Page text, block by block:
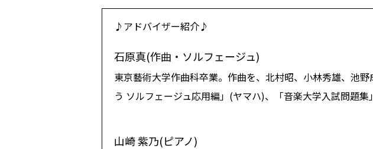
♪アドバイザー紹介♪
石原真(作曲・ソルフェージュ)
東京藝術大学作曲科卒業。作曲を、北村昭、小林秀雄、池
う ソルフェージュ応用編」(ヤマハ)、「音楽大学入試問題
山崎 紫乃(ピアノ)